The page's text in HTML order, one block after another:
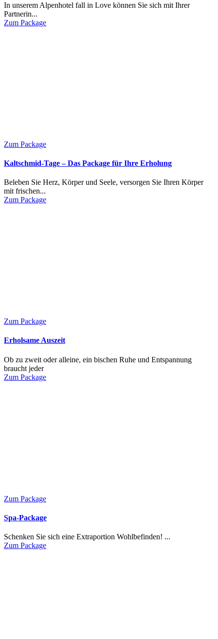
In unserem Alpenhotel fall in Love können Sie sich mit Ihrer
Partnerin...
Zum Package
Zum Package
Kaltschmid-Tage – Das Package für Ihre Erholung
Beleben Sie Herz, Körper und Seele, versorgen Sie Ihren Körper
mit frischen...
Zum Package
Zum Package
Erholsame Auszeit
Ob zu zweit oder alleine, ein bischen Ruhe und Entspannung
braucht jeder
Zum Package
Zum Package
Spa-Package
Schenken Sie sich eine Extraportion Wohlbefinden! ...
Zum Package